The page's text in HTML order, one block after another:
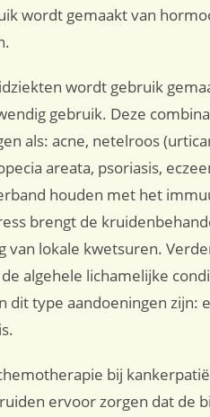
wordt gemaakt van
wordt gebruik
gebruik. Deze
als: acne, netelroos
areata, psoriasis,
houden met het
brengt de
van lokale kwetsuren.
algehele lichamelijke
type aandoeningen zijn:
bij
ervoor zorgen dat de